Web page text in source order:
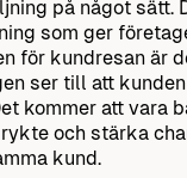
på något sätt.
som ger
för kundresan är
ser till att
kommer att vara
och stärka
kund.